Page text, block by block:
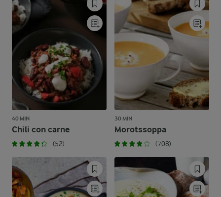
40 MIN
Chili con carne
(52)
30 MIN
Morotssoppa
(708)